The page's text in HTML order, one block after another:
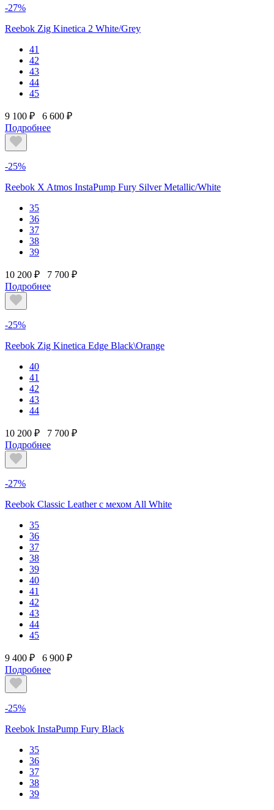
-27%
Reebok Zig Kinetica 2 White/Grey
41
42
43
44
45
9 100 ₽
6 600 ₽
Подробнее
-25%
Reebok X Atmos InstaPump Fury Silver Metallic/White
35
36
37
38
39
10 200 ₽
7 700 ₽
Подробнее
-25%
Reebok Zig Kinetica Edge Black\Orange
40
41
42
43
44
10 200 ₽
7 700 ₽
Подробнее
-27%
Reebok Classic Leather с мехом All White
35
36
37
38
39
40
41
42
43
44
45
9 400 ₽
6 900 ₽
Подробнее
-25%
Reebok InstaPump Fury Black
35
36
37
38
39